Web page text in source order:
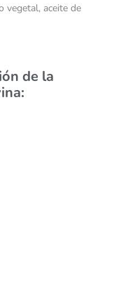
vegetal, aceite de
de la